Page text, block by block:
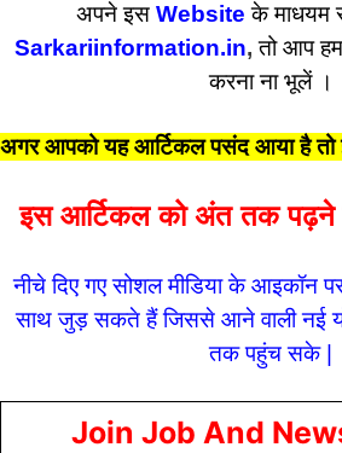
अपने इसWebsite के माधयम
Sarkariinformation.in,तो आप
करना ना भूलें ।
अगर आपको यह आर्टिकल पसंद आया है तो
इस आर्टिकल को अंत तक पढ़ने
नीचे दिए गए सोशल मीडिया के आइकॉन
साथ जुड़ सकते हैं जिससे आने वाली नई
तक पहुंच सके |
Join Job And